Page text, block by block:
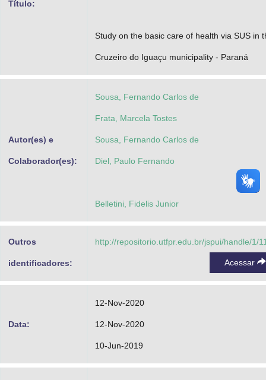
Título:
Study on the basic care of health via SUS in
Cruzeiro do Iguaçu municipality - Paraná
Autor(es) e
Colaborador(es):
Sousa, Fernando Carlos de
Frata, Marcela Tostes
Sousa, Fernando Carlos de
Diel, Paulo Fernando
Belletini, Fidelis Junior
Outros
identificadores:
http://repositorio.utfpr.edu.br/jspui/handle/1/
Acessar
Data:
12-Nov-2020
12-Nov-2020
10-Jun-2019